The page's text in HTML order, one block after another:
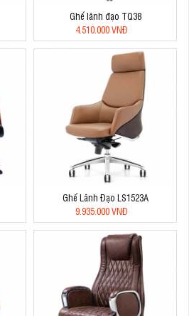
Ghế lãnh đạo TQ38
4.510.000 VNĐ
Ghế Lãnh Đạo LS1523A
9.935.000 VNĐ